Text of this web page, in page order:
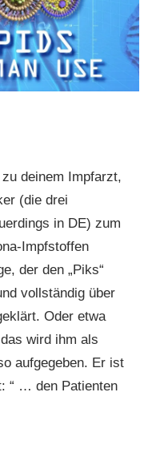
deinem Impfarzt,
(die drei
in DE) zum
Impfstoffen
der den „Piks“
vollständig über
Oder etwa
wird ihm als
aufgegeben. Er ist
“ … den Patienten